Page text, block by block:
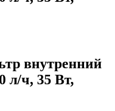
внутренний
л/ч, 35 Вт,